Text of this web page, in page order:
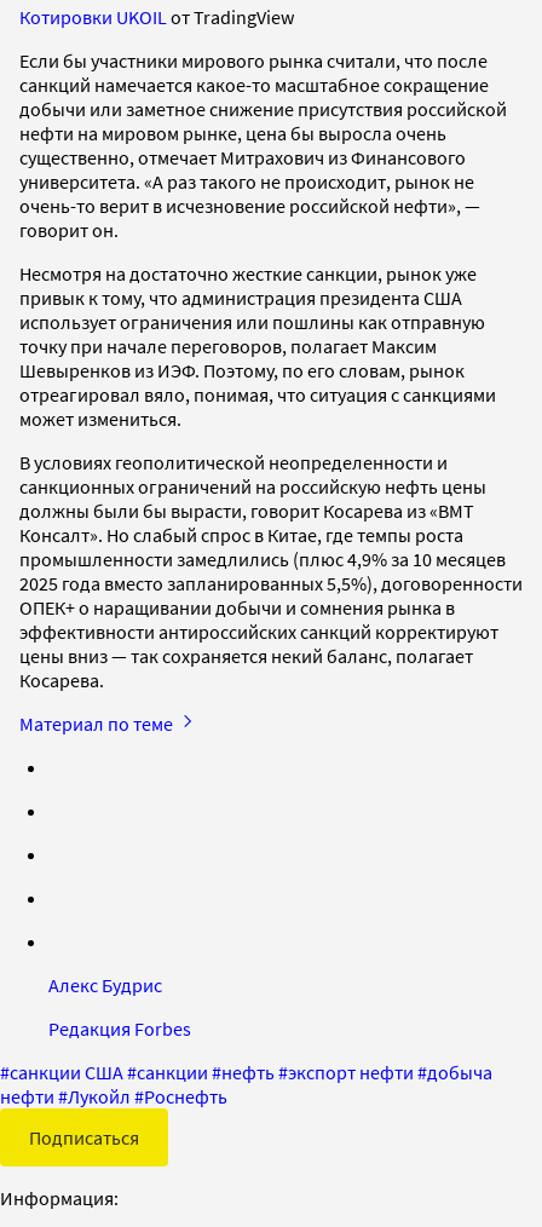
Котировки UKOIL от TradingView
Если бы участники мирового рынка считали, что после
санкций намечается какое-то масштабное сокращение
добычи или заметное снижение присутствия российской
нефти на мировом рынке, цена бы выросла очень
существенно, отмечает Митрахович из Финансового
университета. «А раз такого не происходит, рынок не
очень-то верит в исчезновение российской нефти», —
говорит он.
Несмотря на достаточно жесткие санкции, рынок уже
привык к тому, что администрация президента США
использует ограничения или пошлины как отправную
точку при начале переговоров, полагает Максим
Шевыренков из ИЭФ. Поэтому, по его словам, рынок
отреагировал вяло, понимая, что ситуация с санкциями
может измениться.
В условиях геополитической неопределенности и
санкционных ограничений на российскую нефть цены
должны были бы вырасти, говорит Косарева из «ВМТ
Консалт». Но слабый спрос в Китае, где темпы роста
промышленности замедлились (плюс 4,9% за 10 месяцев
2025 года вместо запланированных 5,5%), договоренности
ОПЕК+ о наращивании добычи и сомнения рынка в
эффективности антироссийских санкций корректируют
цены вниз — так сохраняется некий баланс, полагает
Косарева.
Материал по теме
Алекс Будрис
Редакция Forbes
#санкции США#санкции #нефть#экспорт нефти #добыча
нефти #Лукойл #Роснефть
Подписаться
Информация: